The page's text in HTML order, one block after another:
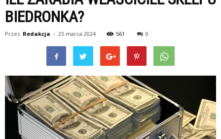
BIEDRONKA?
Przez Redakcja - 25 marca 2024 561 0